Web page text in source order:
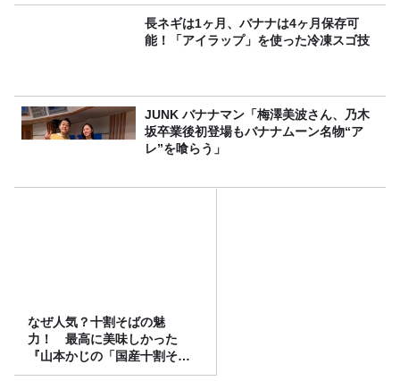
長ネギは1ヶ月、バナナは4ヶ月保存可
能！「アイラップ」を使った冷凍スゴ技
JUNK バナナマン「梅澤美波さん、乃木
坂卒業後初登場もバナナムーン名物“ア
レ”を喰らう」
なぜ人気？十割そばの魅
力！ 最高に美味しかった
『山本かじの「国産十割そ
ば」』とは？【十割そば10種